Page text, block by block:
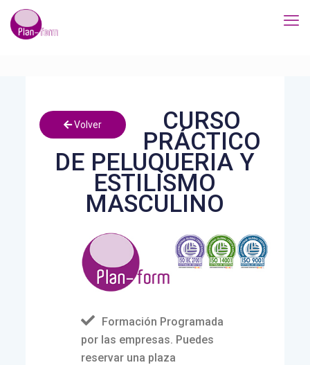
Volver CURSO
PRÁCTICO
DE PELUQUERIA Y
ESTILISMO
MASCULINO
Formación Programada
por las empresas. Puedes
reservar una plaza